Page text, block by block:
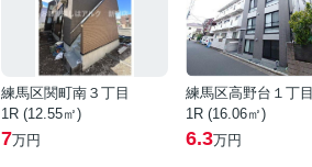
練馬区関町南３丁目
1R (12.55㎡)
7万円
練馬区高野台１丁目
1R (16.06㎡)
6.3万円